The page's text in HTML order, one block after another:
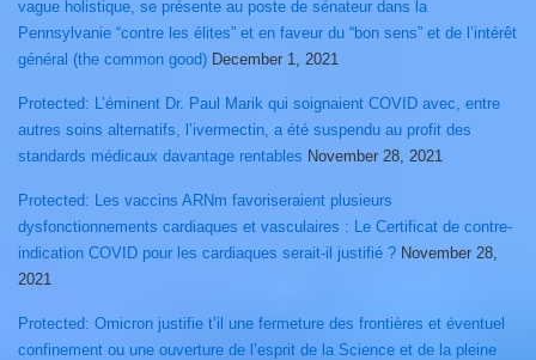
vague holistique, se présente au poste de sénateur dans la
Pennsylvanie “contre les élites” et en faveur du “bon sens” et de l’intérêt
général (the common good) December 1, 2021
Protected: L’éminent Dr. Paul Marik qui soignaient COVID avec, entre
autres soins alternatifs, l’ivermectin, a été suspendu au profit des
standards médicaux davantage rentables November 28, 2021
Protected: Les vaccins ARNm favoriseraient plusieurs
dysfonctionnements cardiaques et vasculaires : Le Certificat de contre-
indication COVID pour les cardiaques serait-il justifié ? November 28,
2021
Protected: Omicron justifie t’il une fermeture des frontières et éventuel
confinement ou une ouverture de l’esprit de la Science et de la pleine